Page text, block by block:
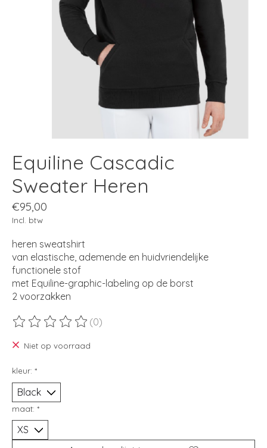
Equiline Cascadic
Sweater Heren
€95,00
Incl. btw
heren sweatshirt
van elastische, ademende en huidvriendelijke
functionele stof
met Equiline-graphic-labeling op de borst
2 voorzakken
De beoordeling van dit product is
(0)
Niet op voorraad
kleur: *
maat: *